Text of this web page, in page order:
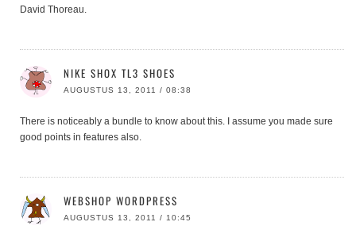
David Thoreau.
NIKE SHOX TL3 SHOES
AUGUSTUS 13, 2011 / 08:38
There is noticeably a bundle to know about this. I assume you made sure
good points in features also.
WEBSHOP WORDPRESS
AUGUSTUS 13, 2011 / 10:45